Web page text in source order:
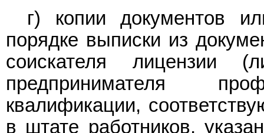
г) копии документов
порядке выписки из
соискателя лицензии
предпринимателя
квалификации,
в штате работников,